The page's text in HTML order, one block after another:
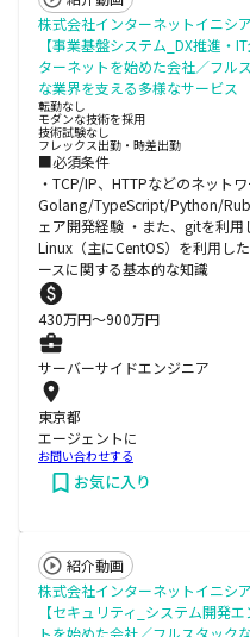
株式会社インターネットイニシ
【事業基盤システム_DX推進・
ターネットを始めた会社／フル
な業界を支える多様なサービス
転勤なし
モダンな技術を採用
技術試験なし
フレックス出勤・時差出勤
■必須条件
・TCP/IP、HTTPなどのネット
Golang/TypeScript/Python/
ェア開発経験 ・また、gitを利用
Linux（主にCentOS）を利用し
ースに関する基本的な知識
430万円〜900万円
サーバーサイドエンジニア
東京都
エージェントに
お問い合わせする
お気に入り
紹介動画
株式会社インターネットイニシ
【セキュリティ_システム開発
トを始めた会社／フルスタック